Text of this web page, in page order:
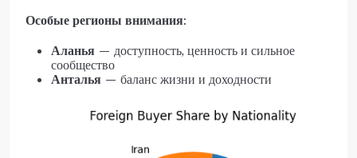
Особые регионы внимания:
Аланья — доступность, ценность и сильное
сообщество
Анталья — баланс жизни и доходности